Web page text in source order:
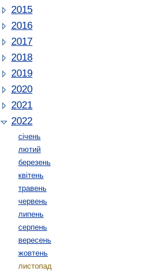
2015
2016
2017
2018
2019
2020
2021
2022
січень
лютий
березень
квітень
травень
червень
липень
серпень
вересень
жовтень
листопад